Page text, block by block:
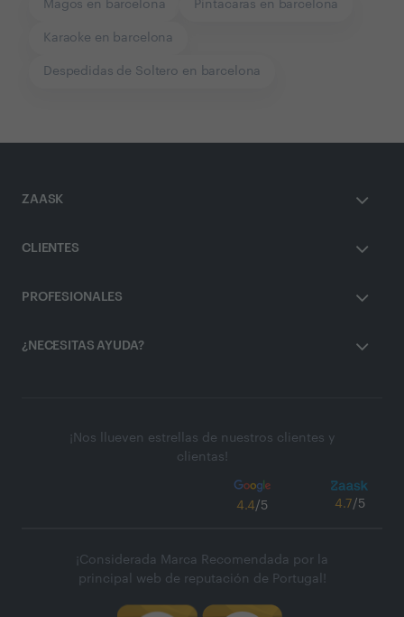
Magos en barcelona Pintacaras en barcelona
Karaoke en barcelona
Despedidas de Soltero en barcelona
ZAASK
CLIENTES
PROFESIONALES
¿NECESITAS AYUDA?
¡Nos llueven estrellas de nuestros clientes y
clientas!
4.4/5 4.7/5
¡Considerada Marca Recomendada por la
principal web de reputación de Portugal!